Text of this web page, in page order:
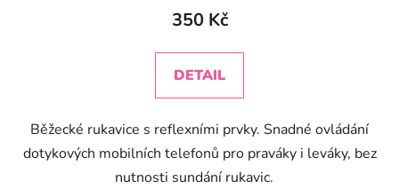
produktu
3,9
z
hvězdiček.
350 Kč
DETAIL
Běžecké rukavice s reflexními prvky. Snadné ovládání
dotykových mobilních telefonů pro praváky i leváky, bez
nutnosti sundání rukavic.